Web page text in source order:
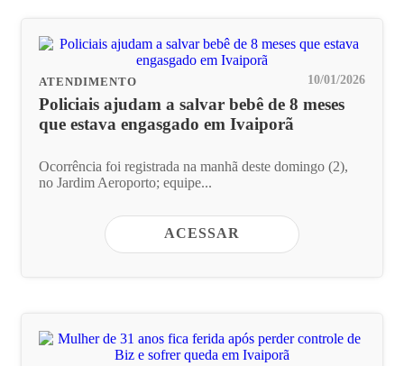
ATENDIMENTO 10/01/2026
Policiais ajudam a salvar bebê de 8 meses
que estava engasgado em Ivaiporã
Ocorrência foi registrada na manhã deste domingo (2),
no Jardim Aeroporto; equipe...
ACESSAR